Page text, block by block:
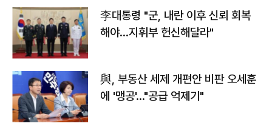
李대통령 "군, 내란 이후 신뢰 회복
해야…지휘부 헌신해달라"
與, 부동산 세제 개편안 비판 오세훈
에 '맹공'…"공급 억제기"